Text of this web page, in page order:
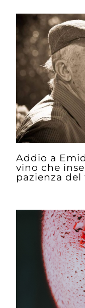
Addio a
vino che
pazienza